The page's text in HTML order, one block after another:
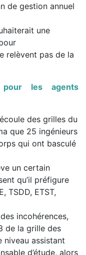
de gestion annuel
une
relèvent pas de la
pour les agents
des grilles du
que 25 ingénieurs
qui ont basculé
un certain
qu’il préfigure
TSDD, ETST,
incohérences,
de la grille des
niveau assistant
d’étude, alors